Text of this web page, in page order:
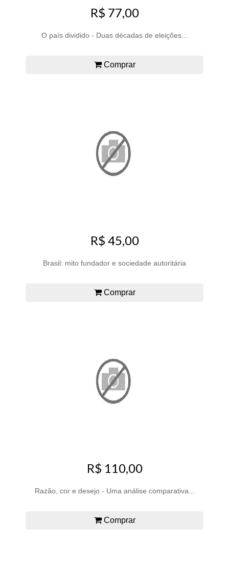
R$ 77,00
O país dividido - Duas décadas de eleições...
Comprar
R$ 45,00
Brasil: mito fundador e sociedade autoritária
Comprar
R$ 110,00
Razão, cor e desejo - Uma análise comparativa...
Comprar